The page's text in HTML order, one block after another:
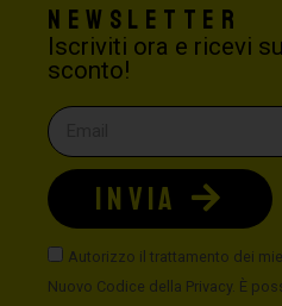
Newsletter
Iscriviti ora e ricevi
sconto!
Autorizzo il trattamento dei
Nuovo Codice della Privacy. È
INVIA